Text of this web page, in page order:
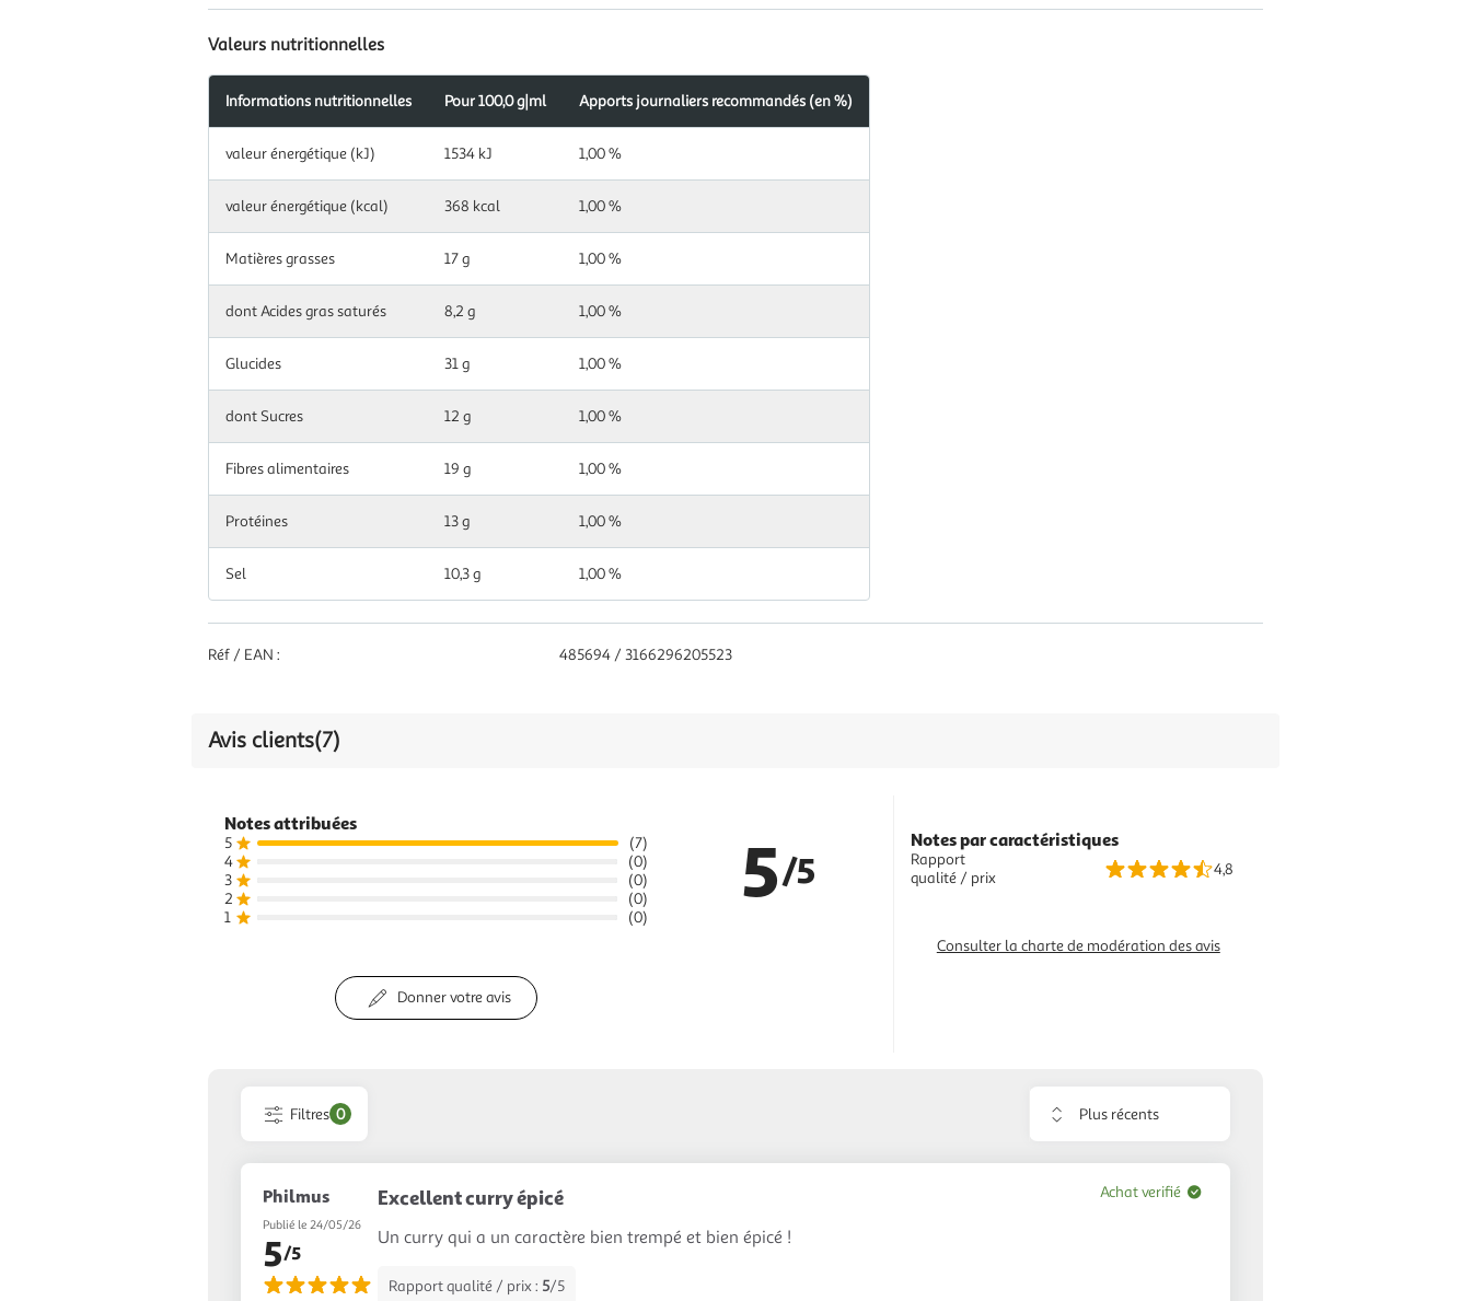
Valeurs nutritionnelles
nutritionnelles
pour
g|ml
Informations nutritionnelles Pour 100,0 g|ml Apports journaliers recommandés (en %)
valeur énergétique (kJ) 1534 kJ 1,00 %
valeur énergétique (kcal) 368 kcal 1,00 %
Matières grasses 17 g 1,00 %
dont Acides gras saturés 8,2 g 1,00 %
Glucides 31 g 1,00 %
dont Sucres 12 g 1,00 %
Fibres alimentaires 19 g 1,00 %
Protéines 13 g 1,00 %
Sel 10,3 g 1,00 %
Réf / EAN : 485694 / 3166296205523
Avis clients(7)
Notes attribuées
5
(7)
4
(0)
3
(0)
2
(0)
1
(0)
5/5
Donner votre avis
Notes par caractéristiques
Rapport
qualité / prix
4,8
Consulter la charte de modération des avis
Filtres 0
Trier
avis
Philmus
Publié le 24/05/26
5/5
Excellent curry épicé
Un curry qui a un caractère bien trempé et bien épicé !
Rapport qualité / prix : 5/5
Achat verifié